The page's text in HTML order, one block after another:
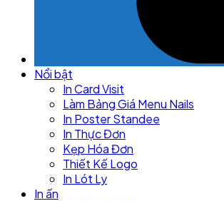
Nổi bật
In Card Visit
Làm Bảng Giá Menu Nails
In Poster Standee
In Thực Đơn
Kẹp Hóa Đơn
Thiết Kế Logo
In Lót Ly
In ấn